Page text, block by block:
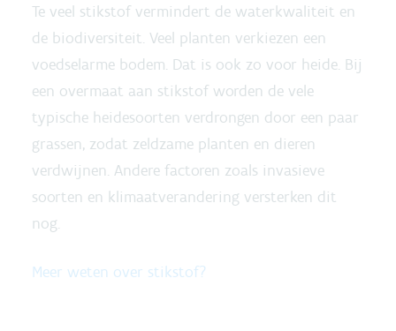
Te veel stikstof vermindert de waterkwaliteit en
de biodiversiteit. Veel planten verkiezen een
voedselarme bodem. Dat is ook zo voor heide. Bij
een overmaat aan stikstof worden de vele
typische heidesoorten verdrongen door een paar
grassen, zodat zeldzame planten en dieren
verdwijnen. Andere factoren zoals invasieve
soorten en klimaatverandering versterken dit
nog.
Meer weten over stikstof?